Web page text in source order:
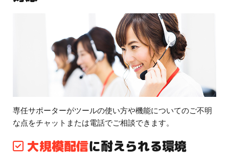
専任サポーターがツールの使い方や機能についてのご不明
な点をチャットまたは電話でご相談できます。
大規模配信に耐えられる環境